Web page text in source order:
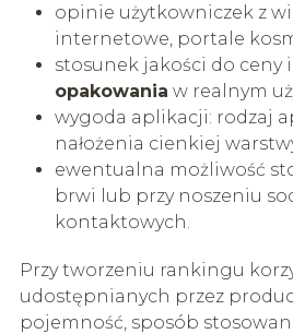
opinie użytkowniczek z
internetowe, portale
stosunek jakości do ceny i
opakowania w realnym
wygoda aplikacji: rodzaj
nałożenia cienkiej
ewentualna możliwość
brwi lub przy noszeniu
kontaktowych.
Przy tworzeniu rankingu
udostępnianych przez
pojemność, sposób